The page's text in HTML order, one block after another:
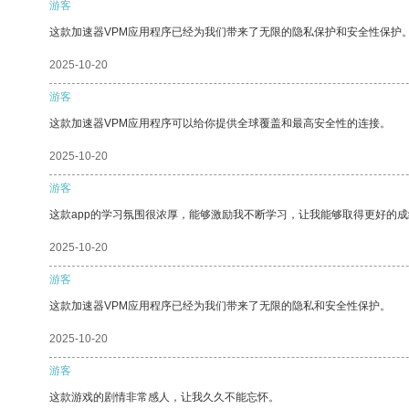
游客
这款加速器VPM应用程序已经为我们带来了无限的隐私保护和安全性保护
2025-10-20
游客
这款加速器VPM应用程序可以给你提供全球覆盖和最高安全性的连接。
2025-10-20
游客
这款app的学习氛围很浓厚，能够激励我不断学习，让我能够取得更好的
2025-10-20
游客
这款加速器VPM应用程序已经为我们带来了无限的隐私和安全性保护。
2025-10-20
游客
这款游戏的剧情非常感人，让我久久不能忘怀。